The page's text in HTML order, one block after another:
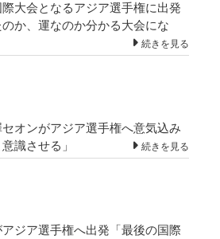
大会となるアジア選手権に出発
のか、運なのか分かる大会にな
続きを見る
オンがアジア選手権へ意気込み
識させる」
続きを見る
ジア選手権へ出発「最後の国際